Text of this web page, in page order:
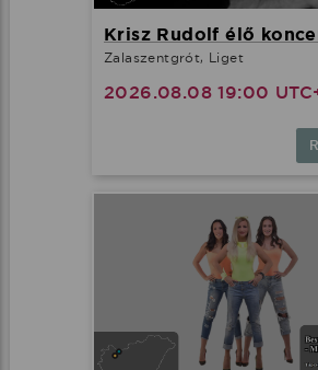
Krisz Rudolf élő
Zalaszentgrót, Liget
2026.08.08 19:00